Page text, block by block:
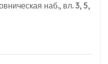
наб., вл. 3, 5,